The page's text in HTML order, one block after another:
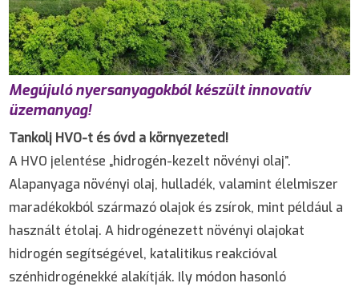
Megújuló nyersanyagokból készült innovatív
üzemanyag!
Tankolj HVO-t és óvd a környezeted!
A HVO jelentése „hidrogén-kezelt növényi olaj”.
Alapanyaga növényi olaj, hulladék, valamint élelmiszer
maradékokból származó olajok és zsírok, mint például a
használt étolaj. A hidrogénezett növényi olajokat
hidrogén segítségével, katalitikus reakcióval
szénhidrogénekké alakítják. Ily módon hasonló